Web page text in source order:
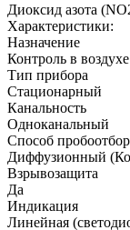
Диоксид азота
Характеристики:
Назначение
Контроль в
Тип прибора
Стационарный
Канальность
Одноканальный
Способ
Диффузионный
Взрывозащита
Да
Индикация
Линейная